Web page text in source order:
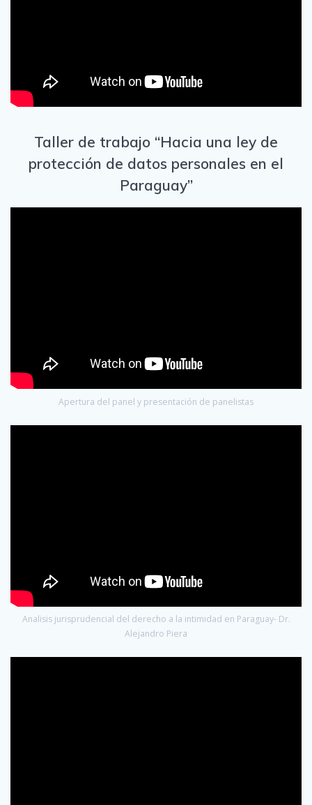
Taller de trabajo “Hacia una ley de
protección de datos personales en el
Paraguay”
Apertura del panel y presentación de panelistas
Analisis jurisprudencial del derecho a la intimidad en Paraguay- Dr.
Alejandro Piera